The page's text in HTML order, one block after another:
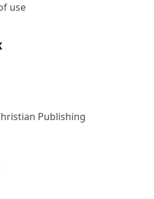
use
Publishing